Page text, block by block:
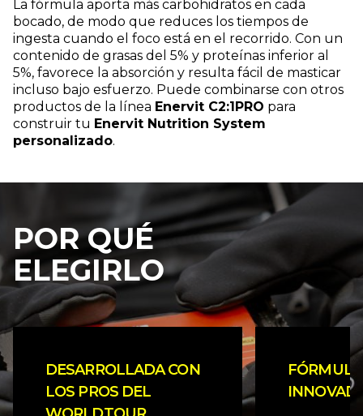
La fórmula aporta más carbohidratos en cada
bocado, de modo que reduces los tiempos de
ingesta cuando el foco está en el recorrido. Con un
contenido de grasas del 5% y proteínas inferior al
5%, favorece la absorción y resulta fácil de masticar
incluso bajo esfuerzo. Puede combinarse con otros
productos de la línea Enervit C2:1PRO para
construir tu Enervit Nutrition System
personalizado.
POR QUÉ
ELEGIRLO
DESARROLLADA CON
LOS PROS DEL
FÓRMULA